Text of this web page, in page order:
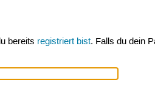
bereits registriert bist. Falls du dein